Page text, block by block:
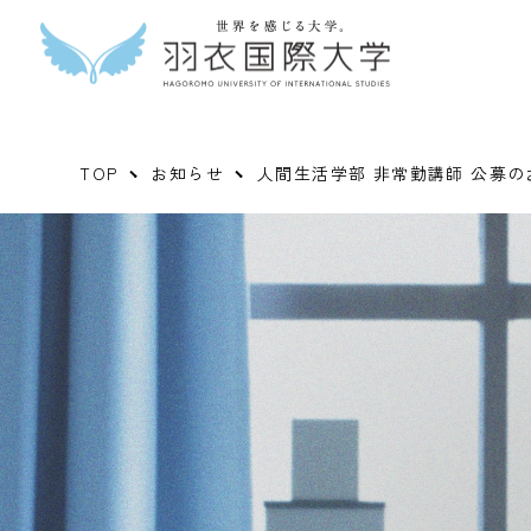
TOP お知らせ 人間生活学部 非常勤講師 公募の